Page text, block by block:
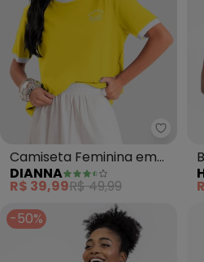
Camiseta Feminina em
Meia Malha Brasil
(Amarelo)
DIANNA
R$ 39,99R$ 49,99
-50%